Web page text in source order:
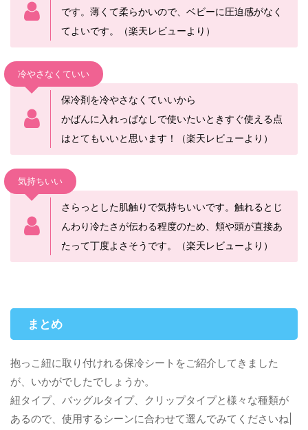
です。薄くて柔らかいので、ベビーに圧迫感がなく
てよいです。（楽天レビューより）
冷やさなくていい
保冷剤を冷やさなくていいから
かばんに入れっぱなしで使いたいときすぐ使える点
はとてもいいと思います！（楽天レビューより）
気持ちいい
さらっとした肌触りで気持ちいいです。触れるとじ
んわり冷たさが伝わる程度のため、頬や頭が直接あ
たって丁度よさそうです。（楽天レビューより）
まとめ
抱っこ紐に取り付けれる保冷シートをご紹介してきました
が、いかがでしたでしょうか。
紐タイプ、バッグルタイプ、クリップタイプと様々な種類が
あるので、使用するシーンに合わせて選んでみてくださいね|